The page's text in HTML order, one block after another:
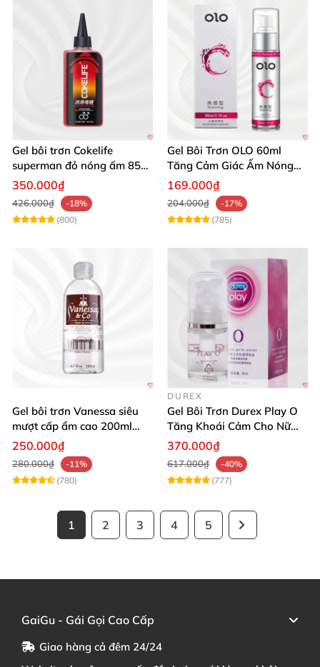
Gel bôi trơn Cokelife
superman đỏ nóng ấm 85g
giảm đau rát hậu môn
350.000₫
426.000₫
-18%
(800)
Gel Bôi Trơn OLO 60ml
Tăng Cảm Giác Ấm Nóng
Kích Thích
169.000₫
204.000₫
-17%
(785)
Gel bôi trơn Vanessa siêu
mượt cấp ẩm cao 200ml
tăng khoái cảm
250.000₫
280.000₫
-11%
(780)
DUREX
Gel Bôi Trơn Durex Play O
Tăng Khoái Cảm Cho Nữ
Mua Sắm Ngay
370.000₫
617.000₫
-40%
(777)
1 2 3 4 5
GaiGu - Gái Gọi Cao Cấp
Giao hàng cả đêm 24/24